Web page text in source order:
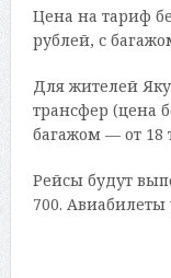
Цена на тариф
рублей, с
Для жителей
трансфер (цена
багажом — от 18
Рейсы будут
700.